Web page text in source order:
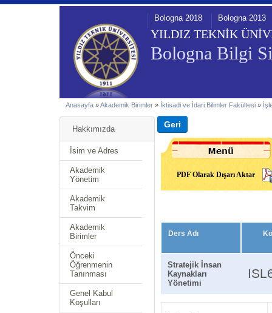
YILDIZ TEKNİK
Bologna Bilgi
Bologna 2018 Bologna 2013
Anasayfa »Akademik Birimler » İktisadi ve İdari Bilimler Fakültesi »
Hakkımızda
İsim ve Adres
Akademik
Yönetim
Akademik
Takvim
Akademik
Birimler
Önceki
Öğrenmenin
Tanınması
Genel Kabul
Koşulları
PDF Olarak Dışarı Aktar
Ders Adı
Stratejik İnsan
Kaynakları
Yönetimi